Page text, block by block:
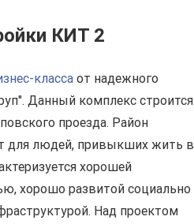
КИТ 2
класса от надежного
Данный комплекс строится
проезда. Район
для людей, привыкших жить в
хорошей
хорошо развитой социально
Над проектом